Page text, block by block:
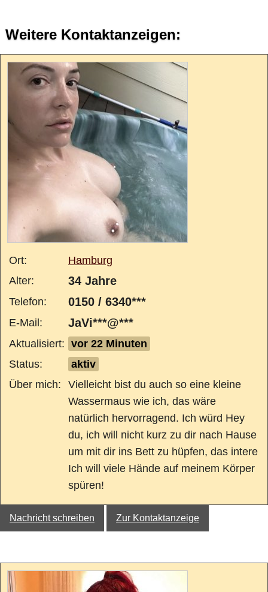
Weitere Kontaktanzeigen:
Ort:
Hamburg
Alter:
34 Jahre
Telefon: 0150 / 6340***
E-Mail: JaVi***@***
Aktualisiert: vor 22 Minuten
Status:
aktiv
Über mich:
Vielleicht bist du auch so eine kleine
Wassermaus wie ich, das wäre
natürlich hervorragend. Ich würd Hey
du, ich will nicht kurz zu dir nach Hause
um mit dir ins Bett zu hüpfen, das intere
Ich will viele Hände auf meinem Körper
spüren!
Nachricht schreiben Zur Kontaktanzeige